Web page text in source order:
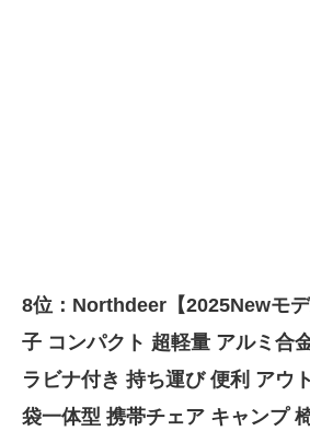
8位：Northdeer【2025Newモ
子 コンパクト 超軽量 アルミ合
ラビナ付き 持ち運び 便利 アウ
袋一体型 携帯チェア キャンプ